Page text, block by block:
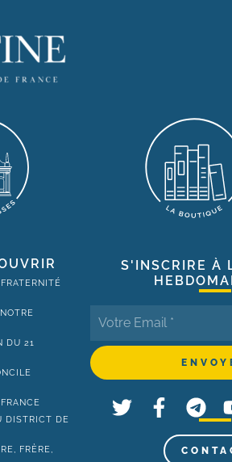
DU 21
DISTRICT DE
FRÈRE,
S'INSCRIRE À